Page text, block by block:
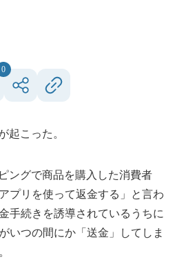
0
こった。
ングで商品を購入した消費者
プリを使って返金する」と言わ
手続きを誘導されているうちに
いつの間にか「送金」してしま